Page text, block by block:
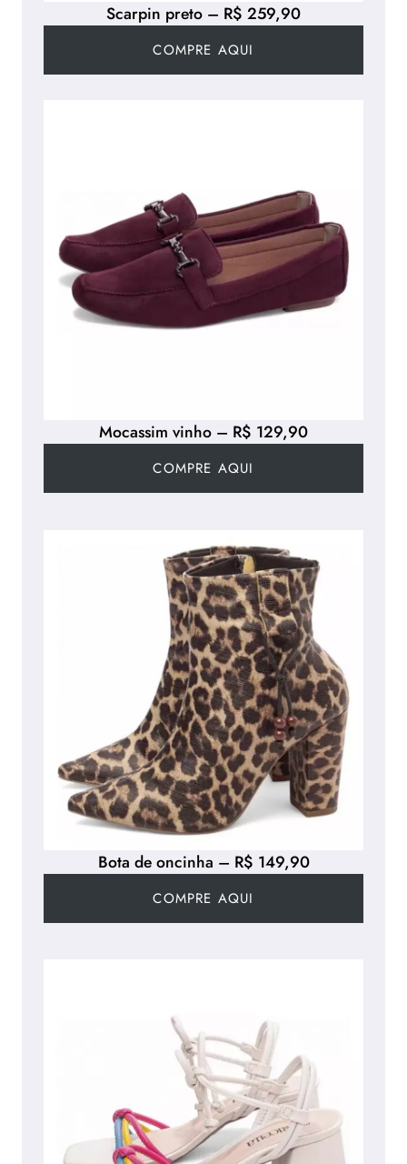
Scarpin preto – R$ 259,90
COMPRE AQUI
Mocassim vinho – R$ 129,90
COMPRE AQUI
Bota de oncinha – R$ 149,90
COMPRE AQUI